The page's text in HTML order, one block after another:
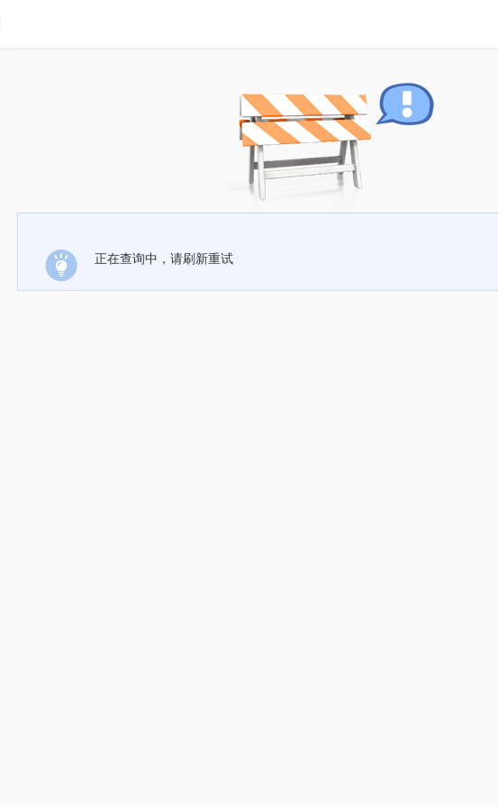
正在查询中，请刷新重试